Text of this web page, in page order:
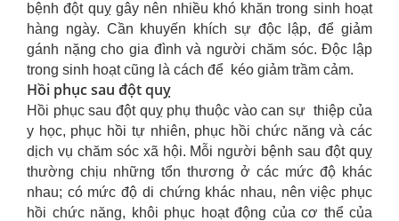
bệnh đột quỵ gây nên nhiều khó khăn trong sinh hoạt
hàng ngày. Cần khuyến khích sự độc lập, để giảm
gánh nặng cho gia đình và người chăm sóc. Độc lập
trong sinh hoạt cũng là cách để kéo giảm trầm cảm.
Hồi phục sau đột quỵ
Hồi phục sau đột quỵ phụ thuộc vào can sự thiệp của
y học, phục hồi tự nhiên, phục hồi chức năng và các
dịch vụ chăm sóc xã hội. Mỗi người bệnh sau đột quỵ
thường chịu những tổn thương ở các mức độ khác
nhau; có mức độ di chứng khác nhau, nên việc phục
hồi chức năng, khôi phục hoạt động của cơ thể của